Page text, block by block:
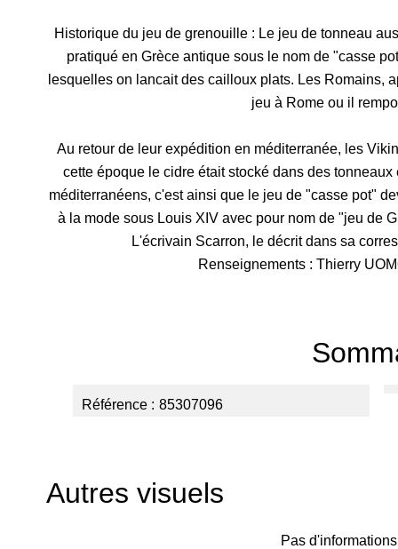
Historique du jeu de grenouille : Le jeu de tonneau
pratiqué en Grèce antique sous le nom de "casse
lesquelles on lancait des cailloux plats. Les Romains,
jeu à Rome ou il
Au retour de leur expédition en méditerranée, les
cette époque le cidre était stocké dans des
méditerranéens, c'est ainsi que le jeu de "casse pot"
à la mode sous Louis XIV avec pour nom de "jeu de
L'écrivain Scarron, le décrit dans sa
Renseignements : Thierry
Référence 85307096
Autres visuels
Pas